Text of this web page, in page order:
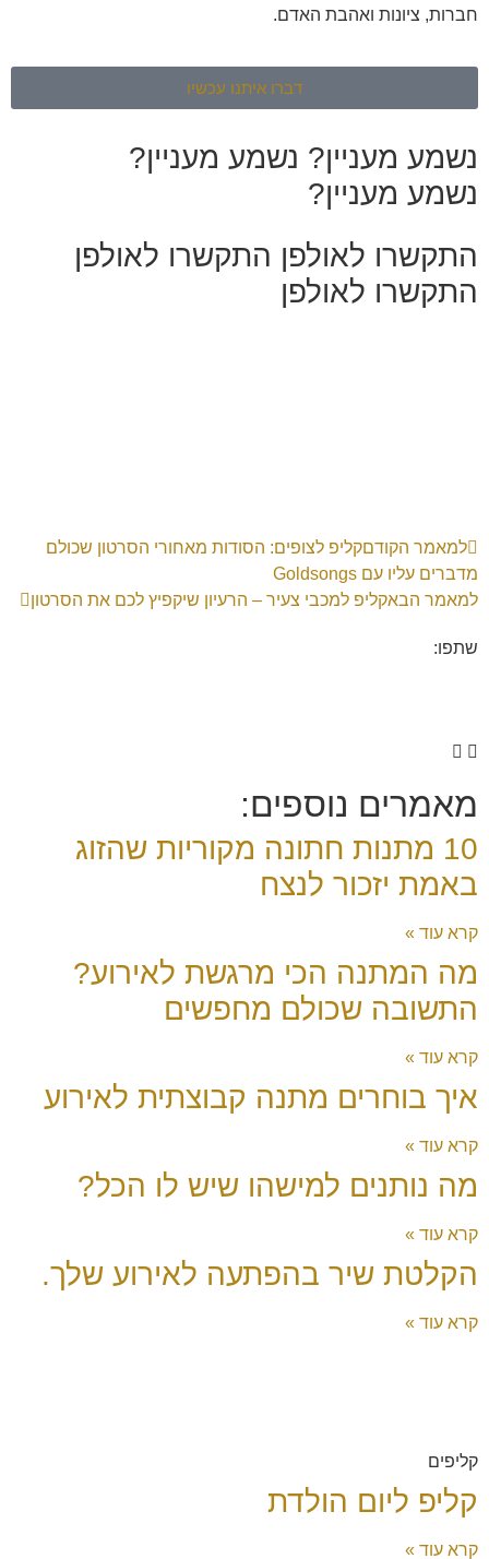
חברות, ציונות ואהבת האדם.
דברו איתנו עכשיו
נשמע מעניין? נשמע מעניין?
נשמע מעניין?
התקשרו לאולפן התקשרו לאולפן
התקשרו לאולפן
למאמר הקודםקליפ לצופים: הסודות מאחורי הסרטון שכולם
מדברים עליו עם Goldsongs
למאמר הבאקליפ למכבי צעיר – הרעיון שיקפיץ לכם את הסרטון
שתפו:
מאמרים נוספים:
10 מתנות חתונה מקוריות שהזוג
באמת יזכור לנצח
קרא עוד »
מה המתנה הכי מרגשת לאירוע?
התשובה שכולם מחפשים
קרא עוד »
איך בוחרים מתנה קבוצתית לאירוע
קרא עוד »
מה נותנים למישהו שיש לו הכל?
קרא עוד »
הקלטת שיר בהפתעה לאירוע שלך.
קרא עוד »
קליפים
קליפ ליום הולדת
קרא עוד »